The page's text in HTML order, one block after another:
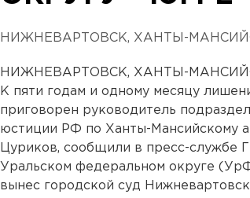
НИЖНЕВАРТОВСК, ХАНТЫ-
НИЖНЕВАРТОВСК, ХАНТЫ-
К пяти годам и одному месяцу
приговорен руководитель
юстиции РФ по Ханты-Мансийскому
Цуриков, сообщили в пресс-службе
Уральском федеральном округе
вынес городской суд